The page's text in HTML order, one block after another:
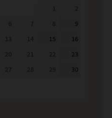
9
15
16
23
30